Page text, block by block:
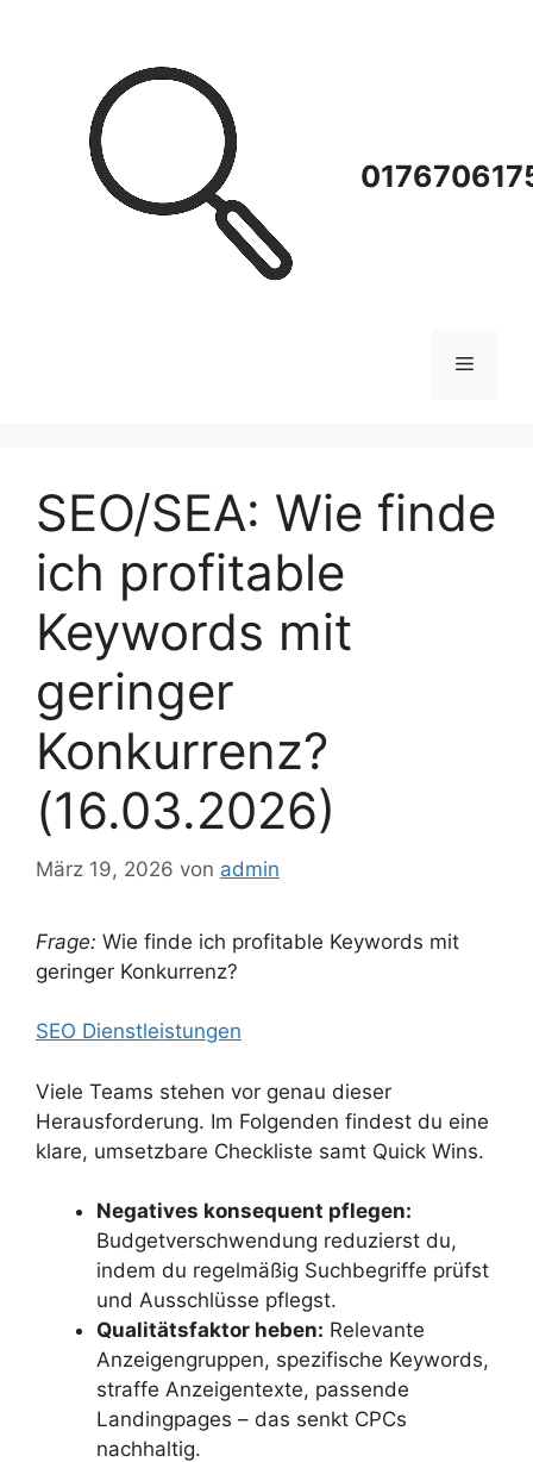
Menü
SEO/SEA: Wie finde
ich profitable
Keywords mit
geringer
Konkurrenz?
(16.03.2026)
März 19, 2026 von admin
Frage: Wie finde ich profitable Keywords mit
geringer Konkurrenz?
SEO Dienstleistungen
Viele Teams stehen vor genau dieser
Herausforderung. Im Folgenden findest du eine
klare, umsetzbare Checkliste samt Quick Wins.
Negatives konsequent pflegen:
Budgetverschwendung reduzierst du,
indem du regelmäßig Suchbegriffe prüfst
und Ausschlüsse pflegst.
Qualitätsfaktor heben: Relevante
Anzeigengruppen, spezifische Keywords,
straffe Anzeigentexte, passende
Landingpages – das senkt CPCs
nachhaltig.